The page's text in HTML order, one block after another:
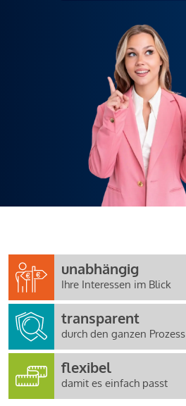
unabhängig
Ihre Interessen im Blick
transparent
durch den ganzen Prozess
flexibel
damit es einfach passt